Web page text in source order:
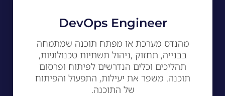
DevOps Engineer
מהנדס מערכת או מפתח תוכנה שמתמחה
בבנייה, תחזוק ,ניהול תשתיות טכנולוגיות,
תהליכים וכלים הנדרשים לפיתוח ופרסום
תוכנה. משפר את יעילות, התפעול והפיתוח
של התוכנה.